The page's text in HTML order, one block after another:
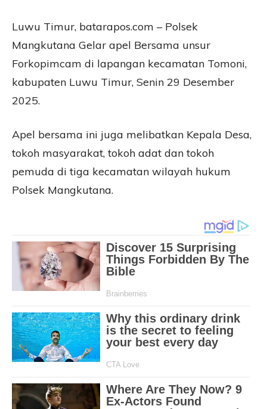
Luwu Timur, batarapos.com – Polsek
Mangkutana Gelar apel Bersama unsur
Forkopimcam di lapangan kecamatan Tomoni,
kabupaten Luwu Timur, Senin 29 Desember
2025.
Apel bersama ini juga melibatkan Kepala Desa,
tokoh masyarakat, tokoh adat dan tokoh
pemuda di tiga kecamatan wilayah hukum
Polsek Mangkutana.